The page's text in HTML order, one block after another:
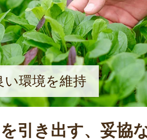
い環境を維持
引き出す、妥協